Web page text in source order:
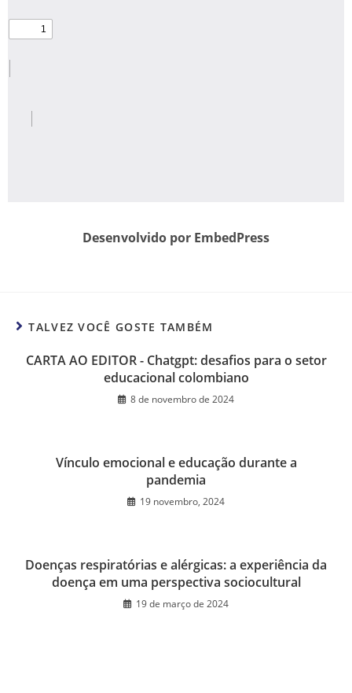
Desenvolvido por EmbedPress
TALVEZ VOCÊ GOSTE TAMBÉM
CARTA AO EDITOR - Chatgpt: desafios para o setor
educacional colombiano
8 de novembro de 2024
Vínculo emocional e educação durante a
pandemia
19 novembro, 2024
Doenças respiratórias e alérgicas: a experiência da
doença em uma perspectiva sociocultural
19 de março de 2024